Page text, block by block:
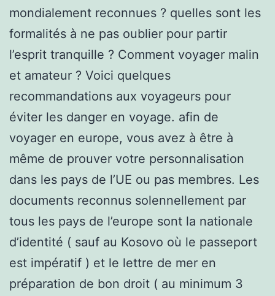
mondialement reconnues ? quelles sont les
formalités à ne pas oublier pour partir
l’esprit tranquille ? Comment voyager malin
et amateur ? Voici quelques
recommandations aux voyageurs pour
éviter les danger en voyage. afin de
voyager en europe, vous avez à être à
même de prouver votre personnalisation
dans les pays de l’UE ou pas membres. Les
documents reconnus solennellement par
tous les pays de l’europe sont la nationale
d’identité ( sauf au Kosovo où le passeport
est impératif ) et le lettre de mer en
préparation de bon droit ( au minimum 3